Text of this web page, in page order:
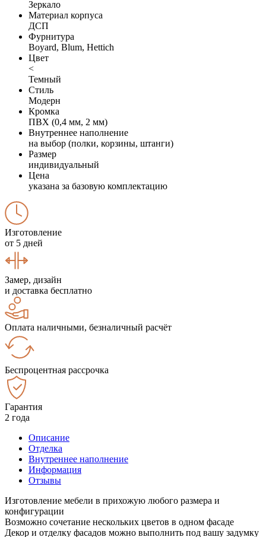
Зеркало
Материал корпуса
ДСП
Фурнитура
Boyard, Blum, Hettich
Цвет
<
Темный
Стиль
Модерн
Кромка
ПВХ (0,4 мм, 2 мм)
Внутреннее наполнение
на выбор (полки, корзины, штанги)
Размер
индивидуальный
Цена
указана за базовую комплектацию
Изготовление
от 5 дней
Замер, дизайн
и доставка бесплатно
Оплата наличными, безналичный расчёт
Беспроцентная рассрочка
Гарантия
2 года
Описание
Отделка
Внутреннее наполнение
Информация
Отзывы
Изготовление мебели в прихожую любого размера и
конфигурации
Возможно сочетание нескольких цветов в одном фасаде
Декор и отделку фасадов можно выполнить под вашу задумку